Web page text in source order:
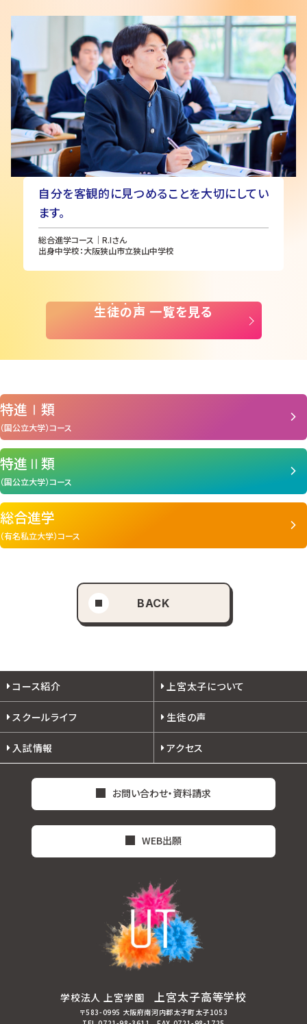
自分を客観的に見つめることを大切にしてい
ます。
総合進学コース｜R.Iさん
出身中学校：大阪狭山市立狭山中学校
生徒の声 一覧を見る
特進Ⅰ類
（国公立大学）コース
特進Ⅱ類
（国公立大学）コース
総合進学
（有名私立大学）コース
BACK
コース紹介 上宮太子について
スクールライフ 生徒の声
入試情報 アクセス
お問い合わせ・資料請求
WEB出願
学校法人 上宮学園 上宮太子高等学校
〒583-0995 大阪府南河内郡太子町太子1053